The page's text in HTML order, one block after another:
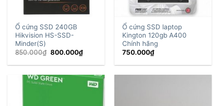
Ổ cứng SSD 240GB
Hikvision HS-SSD-
Minder(S)
850.000₫ Giá
là:
800.000₫Giá
tại
800.000₫.
Ổ cứng SSD laptop
Kington 120gb A400
Chính hãng
750.000₫